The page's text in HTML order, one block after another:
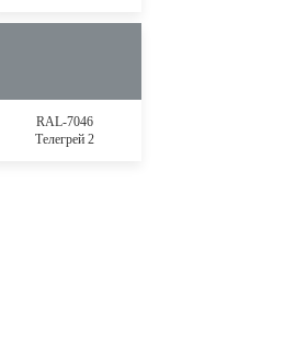
RAL-7046
Телегрей 2